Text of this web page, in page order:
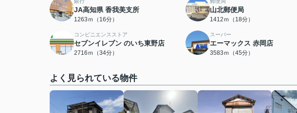
JA高知県 香我美支所
1263ｍ（16分）
山北郵便局
1412ｍ（18分）
コンビニエンスストア
セブンイレブン のいち東野店
2716ｍ（34分）
スーパー
エーマックス 赤岡店
3583ｍ（45分）
よく見られている物件